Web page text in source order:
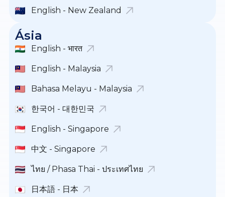
English - New Zealand
Ásia
English - भारत
English - Malaysia
Bahasa Melayu - Malaysia
한국어 - 대한민국
English - Singapore
中文 - Singapore
ไทย / Phasa Thai - ประเทศไทย
日本語 - 日本